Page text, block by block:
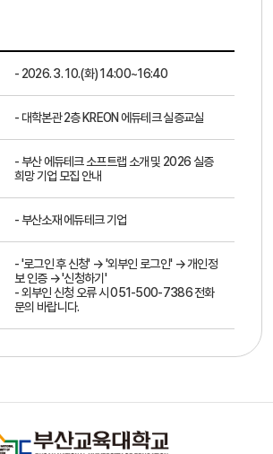
- 2026. 3. 10.(화) 14:00~16:40
- 대학본관 2층 KREON 에듀테크 실증교실
- 부산 에듀테크 소프트랩 소개 및 2026 실증
희망 기업 모집 안내
- 부산소재 에듀테크 기업
- '로그인 후 신청' → '외부인 로그인' → 개인정
보 인증 → '신청하기'
- 외부인 신청 오류 시 051-500-7386 전화
문의 바랍니다.